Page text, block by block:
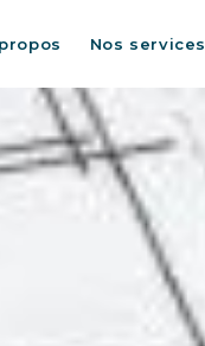
Nos services